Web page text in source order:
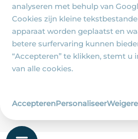
analyseren met behulp van
Cookies zijn kleine
apparaat worden geplaatst en
betere surfervaring kunnen
“Accepteren” te klikken, stemt u
van alle cookies.
AccepterenPersonaliseer
Privacy beleid
Cookie-instellingen
en Jozef - Ontwerp en realisatie